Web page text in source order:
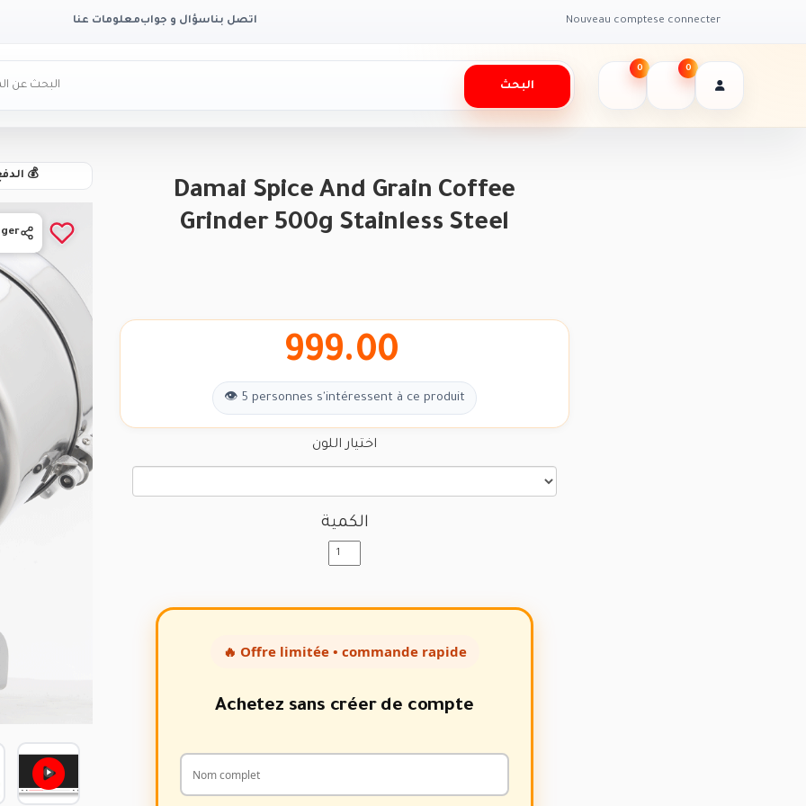
معلومات عناسؤال و جواباتصل بنا Nouveau comptese connecter
البحث
0 0
💰
Damai Spice And Grain Coffee
Grinder 500g Stainless Steel
999.00
👁 5 personnes s'intéressent à ce produit
اختيار اللون
الكمية
🔥 Offre limitée • commande rapide
Achetez sans créer de compte